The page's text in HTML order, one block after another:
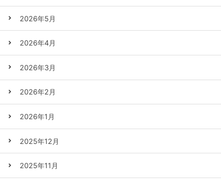
2026年5月
2026年4月
2026年3月
2026年2月
2026年1月
2025年12月
2025年11月